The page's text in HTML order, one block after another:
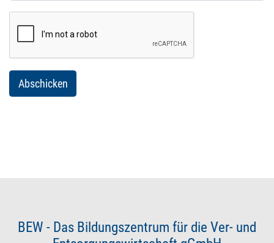
BEW - Das Bildungszentrum für die Ver- und